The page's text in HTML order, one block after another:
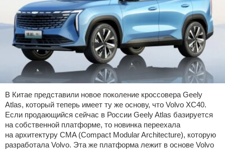
В Китае представили новое поколение кроссовера Geely
Atlas, который теперь имеет ту же основу, что Volvo XC40.
Если продающийся сейчас в России Geely Atlas базируется
на собственной платформе, то новинка переехала
на архитектуру CMA (Compact Modular Architecture), которую
разработала Volvo. Эта же платформа лежит в основе Volvo